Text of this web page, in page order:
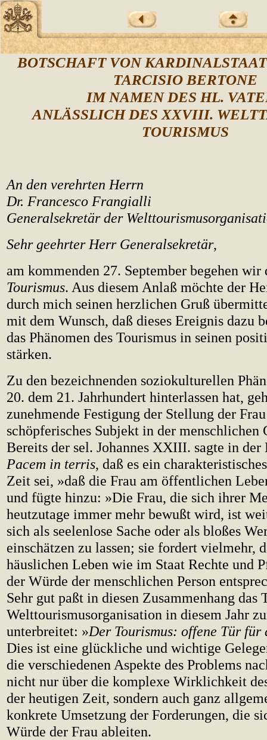
BOTSCHAFT VON
TARCISIO BERTONE
IM NAMEN DES HL.
ANLÄSSLICH DES XXVIII.
TOURISMUS
An den verehrten Herrn
Dr. Francesco Frangialli
Generalsekretär der
Sehr geehrter Herr Generalsekretär,
am kommenden 27. September begehen wir
Tourismus. Aus diesem Anlaß möchte der
durch mich seinen herzlichen Gruß
mit dem Wunsch, daß dieses Ereignis dazu
das Phänomen des Tourismus in seinen
stärken.
Zu den bezeichnenden soziokulturellen
20. dem 21. Jahrhundert hinterlassen hat,
zunehmende Festigung der Stellung der
schöpferisches Subjekt in der menschlichen
Bereits der sel. Johannes XXIII. sagte in
Pacem in terris, daß es ein
Zeit sei, »daß die Frau am öffentlichen
und fügte hinzu: »Die Frau, die sich ihrer
heutzutage immer mehr bewußt wird, ist
sich als seelenlose Sache oder als bloßes
einschätzen zu lassen; sie fordert vielmehr,
häuslichen Leben wie im Staat Rechte und
der Würde der menschlichen Person
Sehr gut paßt in diesen Zusammenhang das
Welttourismusorganisation in diesem Jahr
unterbreitet: »Der Tourismus: offene Tür für
Dies ist eine glückliche und wichtige
die verschiedenen Aspekte des Problems
nicht nur über die komplexe Wirklichkeit
der heutigen Zeit, sondern auch ganz
konkrete Umsetzung der Forderungen, die
Würde der Frau ableiten.